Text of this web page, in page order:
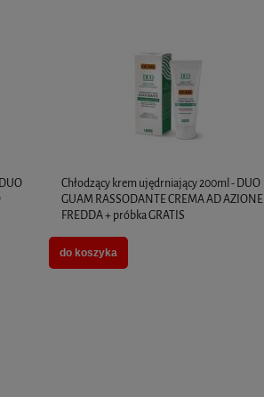
Chłodzący krem ujędrniający 200ml - DUO
GUAM RASSODANTE CREMA AD AZIONE
FREDDA + próbka GRATIS
do koszyka